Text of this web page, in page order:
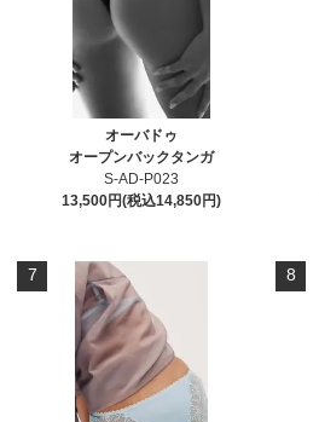
オーバドゥ
オープンバックタンガ
S-AD-P023
13,500円(税込14,850円)
7 8